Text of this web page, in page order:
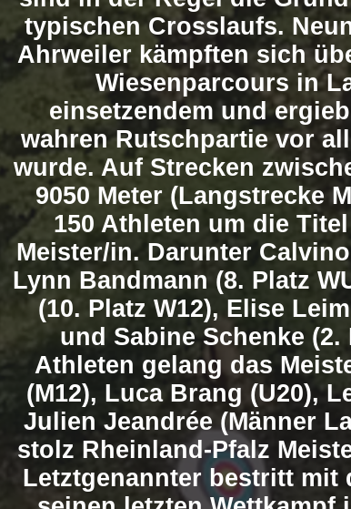
typischen Crosslaufs.
Ahrweiler kämpften sich
Wiesenparcours in
einsetzendem und
wahren Rutschpartie vor
wurde. Auf Strecken
9050 Meter (Langstrecke
150 Athleten um die
Meister/in. Darunter
Lynn Bandmann (8. Platz
(10. Platz W12), Elise
und Sabine Schenke (2.
Athleten gelang das
(M12), Luca Brang (U20),
Julien Jeandrée (Männer
stolz Rheinland-Pfalz
Letztgenannter bestritt mit